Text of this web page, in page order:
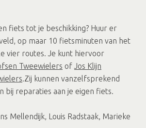
fiets tot je beschikking? Huur er
op maar 10 fietsminuten van het
vier routes. Je kunt hiervoor
Tweewielers of Jos Klijn
.Zij kunnen vanzelfsprekend
bij reparaties aan je eigen fiets.
Mellendijk, Louis Radstaak, Marieke